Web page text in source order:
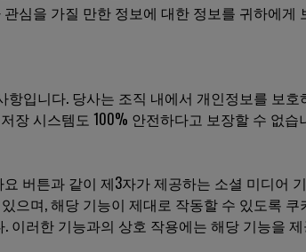
심을 가질 만한 정보에 대한 정보를 귀하에
입니다. 당사는 조직 내에서 개인정보를 보
장 시스템도 100% 안전하다고 보장할 수 없
요 버튼과 같이 제3자가 제공하는 소셜 미디
으며, 해당 기능이 제대로 작동할 수 있도록
이러한 기능과의 상호 작용에는 해당 기능을